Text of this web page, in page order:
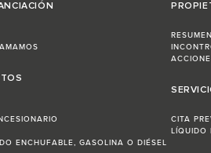
ENCHUFABLE, GASOLINA O DIÉSEL
RESUMEN
CITA
LÍQUIDO